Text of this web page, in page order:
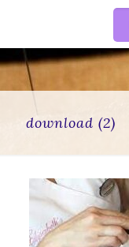
download (2)